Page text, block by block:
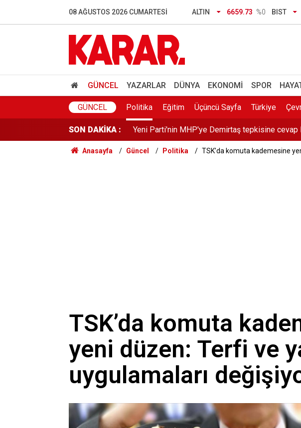
08 AĞUSTOS 2026 CUMARTESI ALTIN 6659.73 %0 BIST
GÜNCEL YAZARLAR DÜNYA EKONOMI SPOR
GÜNCEL Politika Eğitim Üçüncü Sayfa Türkiye
SON DAKİKA :
ÖSYM'den kalp masajıyla hayat kurtaran
Rusya açıklarındaki Türk gemisine İHA saldırısı
Yeni Parti'nin MHP'ye Demirtaş tepkisine cevap
Davutoğlu’ndan Gannuşi için uluslararası imza
Meclis’te sezaryen doğum oranları tartışması:
Anasayfa Güncel Politika TSK’da komuta kademesine
TSK’da komuta
yeni düzen: Terfi ve
uygulamaları